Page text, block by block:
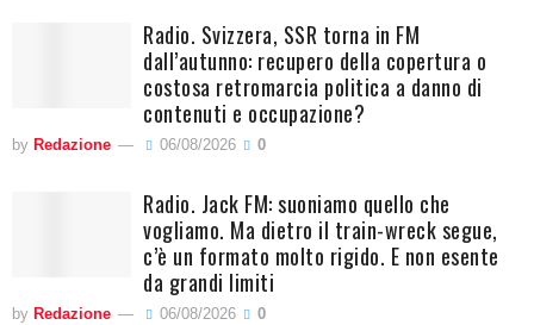
Radio. Svizzera, SSR torna in FM
dall’autunno: recupero della copertura o
costosa retromarcia politica a danno di
contenuti e occupazione?
by Redazione 06/08/2026 0
Radio. Jack FM: suoniamo quello che
vogliamo. Ma dietro il train-wreck segue,
c’è un formato molto rigido. E non esente
da grandi limiti
by Redazione 06/08/2026 0